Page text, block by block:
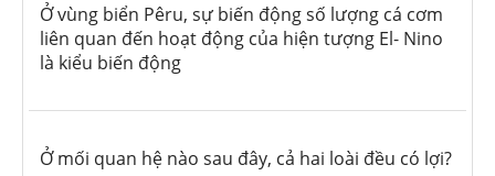
Ở vùng biển Pêru, sự biến động số lượng cá cơm
liên quan đến hoạt động của hiện tượng El- Nino
là kiểu biến động
Ở mối quan hệ nào sau đây, cả hai loài đều có lợi?